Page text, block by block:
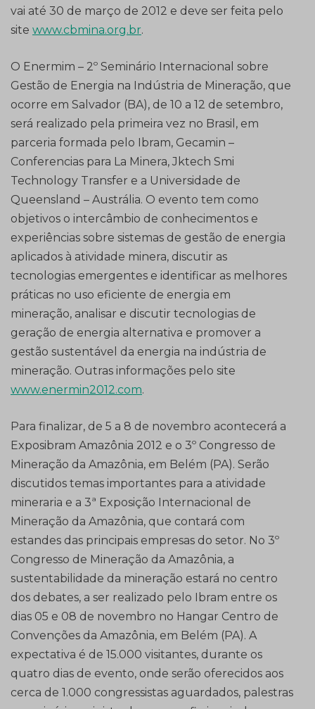
vai até 30 de março de 2012 e deve ser feita pelo
site www.cbmina.org.br.
O Enermim – 2º Seminário Internacional sobre
Gestão de Energia na Indústria de Mineração, que
ocorre em Salvador (BA), de 10 a 12 de setembro,
será realizado pela primeira vez no Brasil, em
parceria formada pelo Ibram, Gecamin –
Conferencias para La Minera, Jktech Smi
Technology Transfer e a Universidade de
Queensland – Austrália. O evento tem como
objetivos o intercâmbio de conhecimentos e
experiências sobre sistemas de gestão de energia
aplicados à atividade minera, discutir as
tecnologias emergentes e identificar as melhores
práticas no uso eficiente de energia em
mineração, analisar e discutir tecnologias de
geração de energia alternativa e promover a
gestão sustentável da energia na indústria de
mineração. Outras informações pelo site
www.enermin2012.com.
Para finalizar, de 5 a 8 de novembro acontecerá a
Exposibram Amazônia 2012 e o 3º Congresso de
Mineração da Amazônia, em Belém (PA). Serão
discutidos temas importantes para a atividade
mineraria e a 3ª Exposição Internacional de
Mineração da Amazônia, que contará com
estandes das principais empresas do setor. No 3º
Congresso de Mineração da Amazônia, a
sustentabilidade da mineração estará no centro
dos debates, a ser realizado pelo Ibram entre os
dias 05 e 08 de novembro no Hangar Centro de
Convenções da Amazônia, em Belém (PA). A
expectativa é de 15.000 visitantes, durante os
quatro dias de evento, onde serão oferecidos aos
cerca de 1.000 congressistas aguardados, palestras